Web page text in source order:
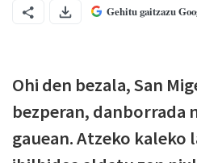
Gehitu gaitzazu
Ohi den bezala, San
bezperan, danborrada
gauean. Atzeko kaleko